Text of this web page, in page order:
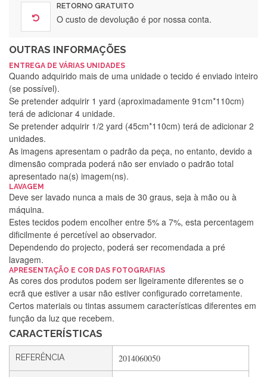
RETORNO GRATUITO
O custo de devolução é por nossa conta.
OUTRAS INFORMAÇÕES
ENTREGA DE VÁRIAS UNIDADES
Quando adquirido mais de uma unidade o tecido é enviado inteiro
(se possível).
Se pretender adquirir 1 yard (aproximadamente 91cm*110cm)
terá de adicionar 4 unidade.
Se pretender adquirir 1/2 yard (45cm*110cm) terá de adicionar 2
unidades.
As imagens apresentam o padrão da peça, no entanto, devido a
dimensão comprada poderá não ser enviado o padrão total
apresentado na(s) imagem(ns).
LAVAGEM
Deve ser lavado nunca a mais de 30 graus, seja à mão ou à
máquina.
Estes tecidos podem encolher entre 5% a 7%, esta percentagem
dificilmente é percetível ao observador.
Dependendo do projecto, poderá ser recomendada a pré
lavagem.
APRESENTAÇÃO E COR DAS FOTOGRAFIAS
As cores dos produtos podem ser ligeiramente diferentes se o
ecrã que estiver a usar não estiver configurado corretamente.
Certos materiais ou tintas assumem características diferentes em
função da luz que recebem.
CARACTERÍSTICAS
REFERÊNCIA 2014060050
Silvia Lopes
Encomenda direitinha. Rapidez e segurança. Volto a
encomendar.
Silvia André
Gostei ,Serviço bastante rápido. recomendo